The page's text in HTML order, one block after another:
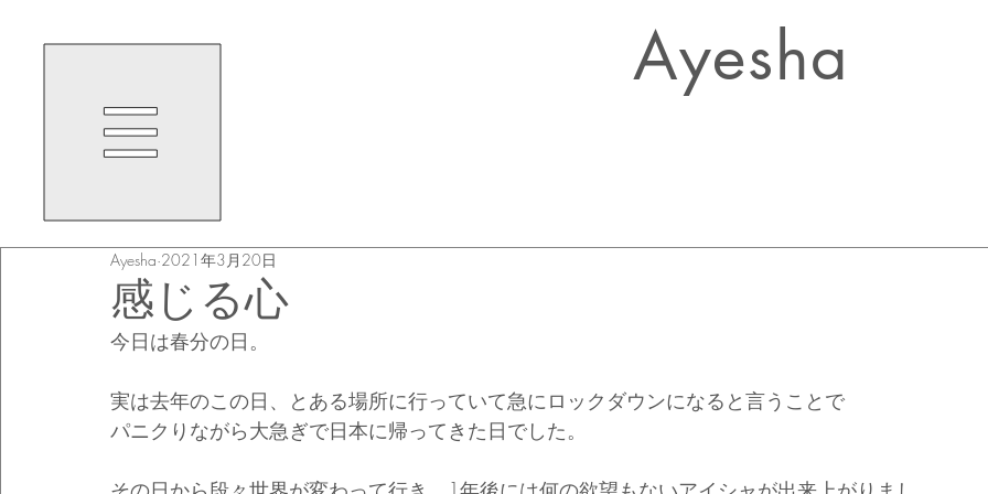
Ayesha
感じる心
Ayesha 2021年3月20日
今日は春分の日。
実は去年のこの日、とある場所に行っていて急にロックダウンになると言うことで
パニクりながら大急ぎで日本に帰ってきた日でした。